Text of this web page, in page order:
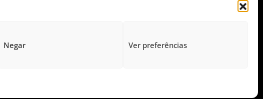
Negar Ver preferências